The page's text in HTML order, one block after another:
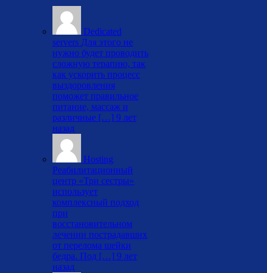
Dedicated
servers Для этого не
нужно будет проводить
сложную терапию, так
как ускорить процесс
выздоровления
поможет правильное
питание, массаж и
различные […] 9 лет
назад
Hosting
Реабилитационный
центр «Три сестры»
использует
комплексный подход
при
восстановительном
лечении пострадавших
от перелома шейки
бедра. Под […] 9 лет
назад